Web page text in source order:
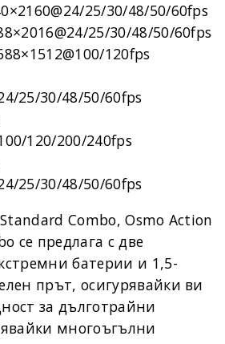
25/30/48/50/60fps
25/30/48/50/60fps
120fps
25/30/48/50/60fps
120/200/240fps
25/30/48/50/60fps
Combo, Osmo Action
се предлага с две
батерии и 1,5-
прът, осигурявайки ви
за дълготрайни
многоъгълни